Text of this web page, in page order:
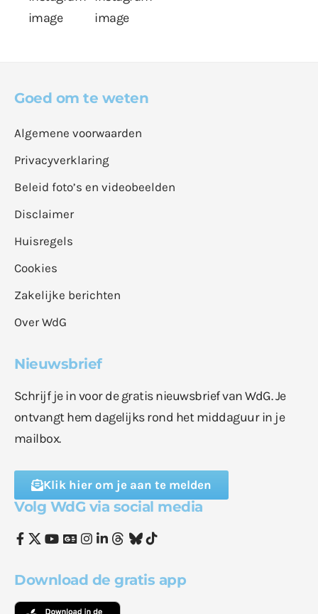
Goed om te weten
Algemene voorwaarden
Privacyverklaring
Beleid foto’s en videobeelden
Disclaimer
Huisregels
Cookies
Zakelijke berichten
Over WdG
Nieuwsbrief
Schrijf je in voor de gratis nieuwsbrief van WdG. Je
ontvangt hem dagelijks rond het middaguur in je
mailbox.
Klik hier om je aan te melden
Volg WdG via social media
Download de gratis app